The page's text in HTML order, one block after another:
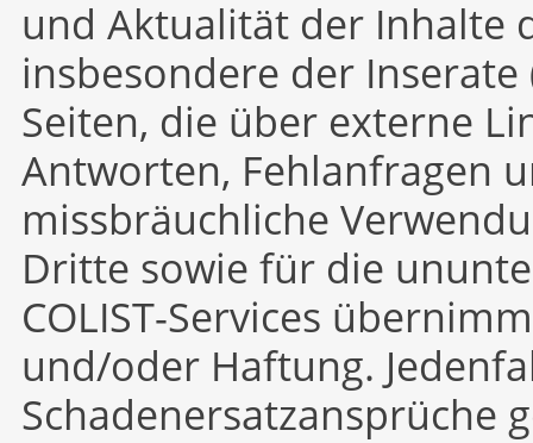
und Aktualität der Inhalte
insbesondere der
Seiten, die über externe
Antworten, Fehlanfragen
missbräuchliche
Dritte sowie für die
COLIST-Services
und/oder Haftung.
Schadenersatzansprüche